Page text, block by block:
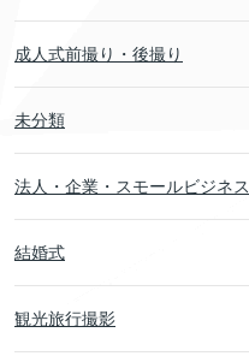
成人式前撮り・後撮り
未分類
法人・企業・スモールビジネス
結婚式
観光旅行撮影